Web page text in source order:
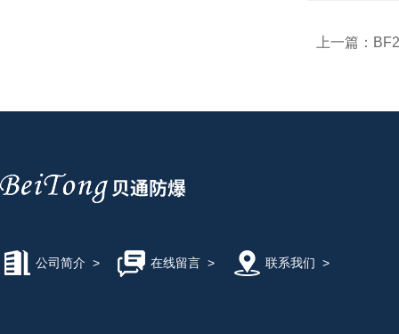
上一篇：
公司简介 > 在线留言> 联系我们 >